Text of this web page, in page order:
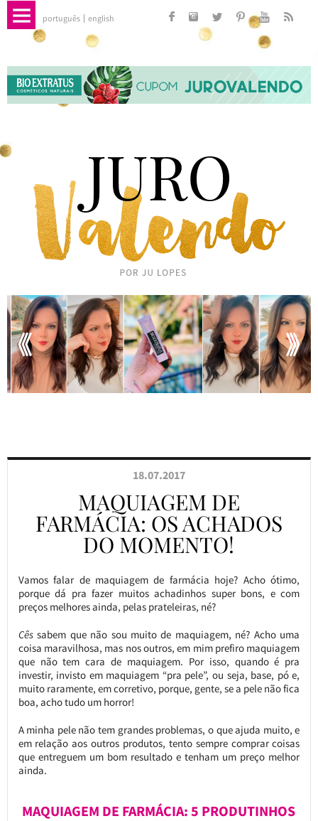
português english
18.07.2017
MAQUIAGEM DE
FARMÁCIA: OS ACHADOS
DO MOMENTO!
Vamos falar de maquiagem de farmácia hoje? Acho ótimo,
porque dá pra fazer muitos achadinhos super bons, e com
preços melhores ainda, pelas prateleiras, né?
Cêssabem que não sou muito de maquiagem, né? Acho uma
coisa maravilhosa, mas nos outros, em mim prefiro maquiagem
que não tem cara de maquiagem. Por isso, quando é pra
investir, invisto em maquiagem “pra pele”, ou seja, base, pó e,
muito raramente, em corretivo, porque, gente, se a pele não fica
boa, acho tudo um horror!
A minha pele não tem grandes problemas, o que ajuda muito, e
em relação aos outros produtos, tento sempre comprar coisas
que entreguem um bom resultado e tenham um preço melhor
ainda.
MAQUIAGEM DE FARMÁCIA: 5 PRODUTINHOS